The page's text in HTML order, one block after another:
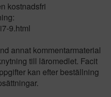
kostnadsfri
9.html
annat kommentarmaterial
till läromedlet. Facit
kan efter beställning